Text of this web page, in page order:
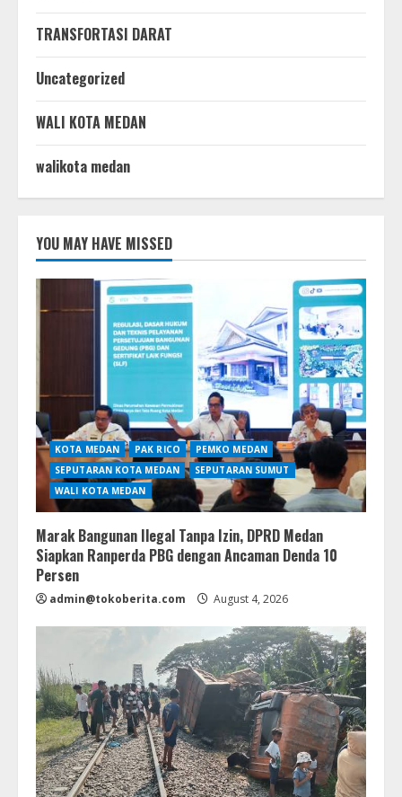
TRANSFORTASI DARAT
Uncategorized
WALI KOTA MEDAN
walikota medan
YOU MAY HAVE MISSED
KOTA MEDAN PAK RICO
PEMKO MEDAN
SEPUTARAN KOTA MEDAN
SEPUTARAN SUMUT
WALI KOTA MEDAN
Marak Bangunan Ilegal Tanpa Izin, DPRD Medan
Siapkan Ranperda PBG dengan Ancaman Denda 10
Persen
admin@tokoberita.com August 4, 2026